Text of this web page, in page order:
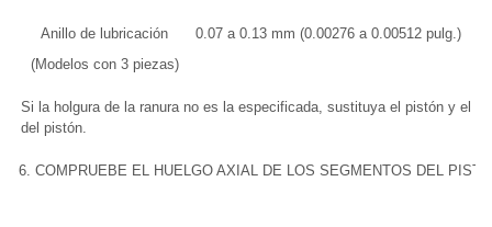
Anillo de lubricación
(Modelos con 3 piezas)
0.07 a 0.13 mm (0.00276 a 0.00512 pulg.)
Si la holgura de la ranura no es la especificada, sustituya el pistón y el
del pistón.
6. COMPRUEBE EL HUELGO AXIAL DE LOS SEGMENTOS DEL